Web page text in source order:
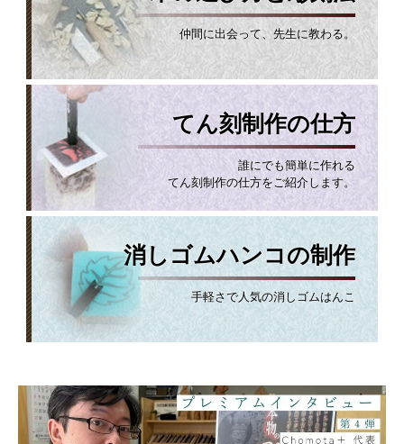
仲間に出会って、先生に教わる。
てん刻制作の仕方
誰にでも簡単に作れる
てん刻制作の仕方をご紹介します。
消しゴムハンコの制作
手軽さで人気の消しゴムはんこ